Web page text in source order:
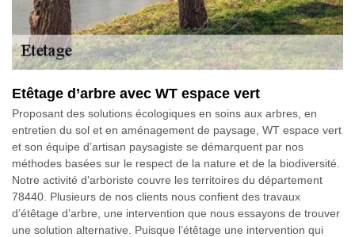
Etêtage d’arbre avec WT espace vert
Proposant des solutions écologiques en soins aux arbres, en
entretien du sol et en aménagement de paysage, WT espace vert
et son équipe d’artisan paysagiste se démarquent par nos
méthodes basées sur le respect de la nature et de la biodiversité.
Notre activité d’arboriste couvre les territoires du département
78440. Plusieurs de nos clients nous confient des travaux
d’étêtage d’arbre, une intervention que nous essayons de trouver
une solution alternative. Puisque l’étêtage une intervention qui